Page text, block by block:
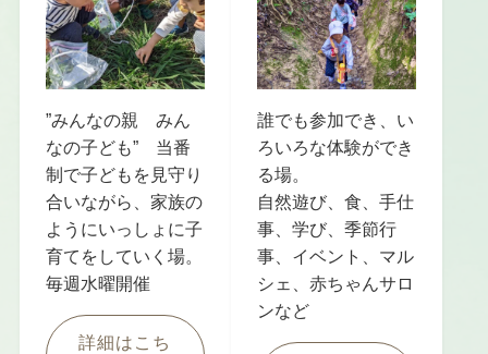
”みんなの親 みん
なの子ども” 当番
制で子どもを見守り
合いながら、家族の
ようにいっしょに子
育てをしていく場。
毎週水曜開催
詳細はこち
誰でも参加でき、い
ろいろな体験ができ
る場。
自然遊び、食、手仕
事、学び、季節行
事、イベント、マル
シェ、赤ちゃんサロ
ンなど